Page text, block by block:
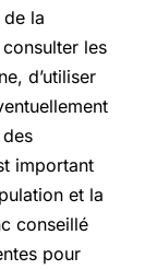
la
les
d’utiliser
important
et la
conseillé
pour